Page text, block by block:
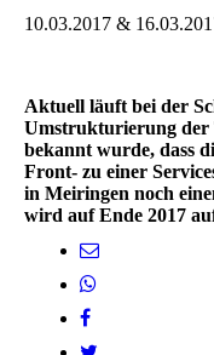
10.03.2017 &
Aktuell läuft bei der
Umstrukturierung der
bekannt wurde, dass
Front- zu einer
in Meiringen noch
wird auf Ende 2017